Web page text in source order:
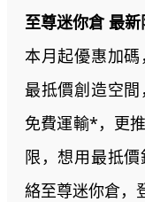
至尊迷你倉 最
本月起優惠加
最抵價創造空
免費運輸*，更
限，想用最抵
絡至尊迷你倉，